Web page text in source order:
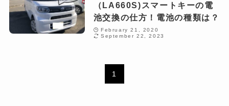
（LA660S)スマートキーの電
池交換の仕方！電池の種類は？
February 21, 2020
September 22, 2023
1